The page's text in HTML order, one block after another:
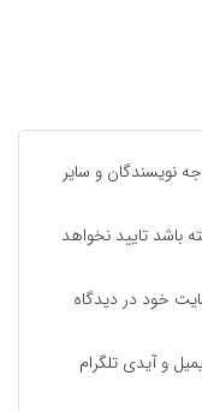
نویسندگان و سایر
باشد تایید نخواهد
خود در دیدگاه
و آیدی تلگرام